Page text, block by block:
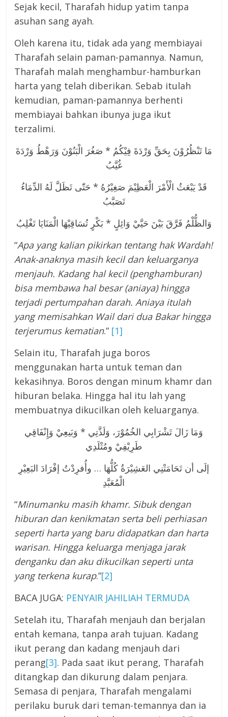
Sejak kecil, Tharafah hidup yatim tanpa
asuhan sang ayah.
Oleh karena itu, tidak ada yang membiayai
Tharafah selain paman-pamannya. Namun,
Tharafah malah menghambur-hamburkan
harta yang telah diberikan. Sebab itulah
kemudian, paman-pamannya berhenti
membiayai bahkan ibunya juga ikut
terzalimi.
مَا تَنْظُرُوْنَ بِحَقِّ وَرْدَةَ فِيْكُمُ * صَغُرَ الْبَنُوْنَ وَرَهْطُ وَرْدَةَ
غُيَّبُ
قَدْ يَبْعَثُ الْأَمْرَ الْعَظِيْمَ صَغِيْرُهُ * حَتّٰى تَظَلَّ لَهُ الدِّمَاءُ
تَصَبَّبُ
وَالظُّلْمُ فَرَّقَ بَيْنَ حَيَّيْ وَائِلٍ * بَكْرٍ تُسَاقِيْهَا الْمَنَايَا تَغْلِبُ
“Apa yang kalian pikirkan tentang hak Wardah!
Anak-anaknya masih kecil dan keluarganya
menjauh. Kadang hal kecil (penghamburan)
bisa membawa hal besar (aniaya) hingga
terjadi pertumpahan darah. Aniaya itulah
yang memisahkan Wail dari dua Bakar hingga
terjerumus kematian.” [1]
Selain itu, Tharafah juga boros
menggunakan harta untuk teman dan
kekasihnya. Boros dengan minum khamr dan
hiburan belaka. Hingga hal itu lah yang
membuatnya dikucilkan oleh keluarganya.
وَمَا زَالَ تَشْرَابِي الخُمُوْرَ، وَلَذَّتِي * وَبَيعِيْ وَإِنْفَاقِي
طَرِيْفِيْ ومُتْلَدِي
إلَى أن تَحَامَتْنِي العَشِيْرَةُ كُلُّهَا … وأُفرِدْتُ إفْرَادَ البَعِيْرِ
الْمُعَبَّدِ
“Minumanku masih khamr. Sibuk dengan
hiburan dan kenikmatan serta beli perhiasan
seperti harta yang baru didapatkan dan harta
warisan. Hingga keluarga menjaga jarak
denganku dan aku dikucilkan seperti unta
yang terkena kurap.”[2]
BACA JUGA: PENYAIR JAHILIAH TERMUDA
Setelah itu, Tharafah menjauh dan berjalan
entah kemana, tanpa arah tujuan. Kadang
ikut perang dan kadang menjauh dari
perang[3]. Pada saat ikut perang, Tharafah
ditangkap dan dikurung dalam penjara.
Semasa di penjara, Tharafah mengalami
perilaku buruk dari teman-temannya dan ia